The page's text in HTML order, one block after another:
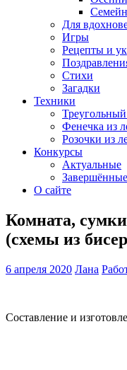
Для
Игры
Рецепты и
Стихи
Загадки
Техники
Фенечка из
Розочки из
Конкурсы
Актуальные
Завершённые
О сайте
Комната,
(схемы из
6 апреля 2020 Лана
Составление и